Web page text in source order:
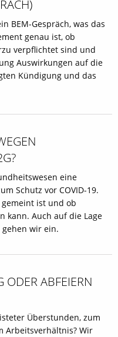
BEM-Gespräch, was das
genau ist, ob
verpflichtet sind und
Auswirkungen auf die
Kündigung und das
eine
Schutz vor COVID-19.
ist und ob
kann. Auch auf die Lage
wir ein.
ODER ABFEIERN
Überstunden, zum
Arbeitsverhältnis? Wir